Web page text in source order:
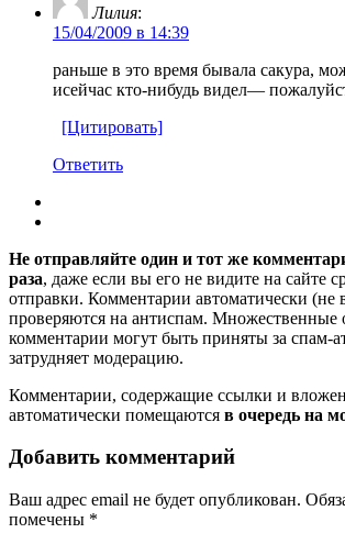
Лилия:
15/04/2009 в 14:39
раньше в это время бывала сакура,
исейчас кто-нибудь видел—
[Цитировать]
Ответить
Не отправляйте один и тот же
раза, даже если вы его не видите на сайте
отправки. Комментарии автоматически
проверяются на антиспам. Множественные
комментарии могут быть приняты за спам-
затрудняет модерацию.
Комментарии, содержащие ссылки и
автоматически помещаются в очередь на
Добавить комментарий
Ваш адрес email не будет опубликован.
помечены *